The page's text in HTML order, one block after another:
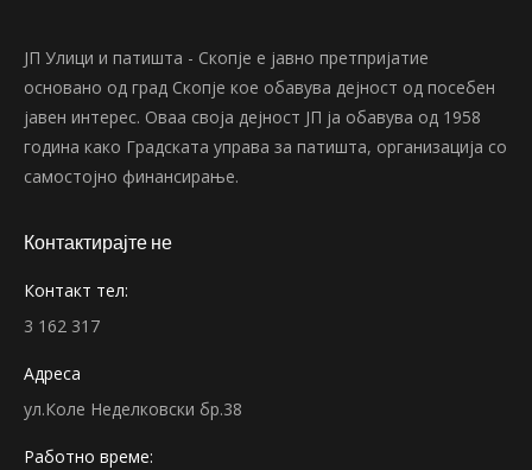
ЈП Улици и патишта - Скопје е јавно претпријатие
основано од град Скопје кое обавува дејност од посебен
јавен интерес. Оваа своја дејност ЈП ја обавува од 1958
година како Градската управа за патишта, организација со
самостојно финансирање.
Контактирајте не
Контакт тел:
3 162 317
Адреса
ул.Коле Неделковски бр.38
Работно време: